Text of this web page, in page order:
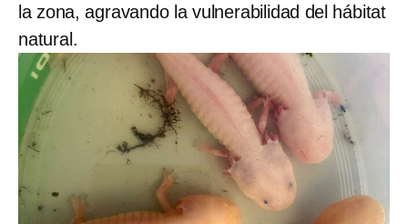
la zona, agravando la vulnerabilidad del hábitat
natural.